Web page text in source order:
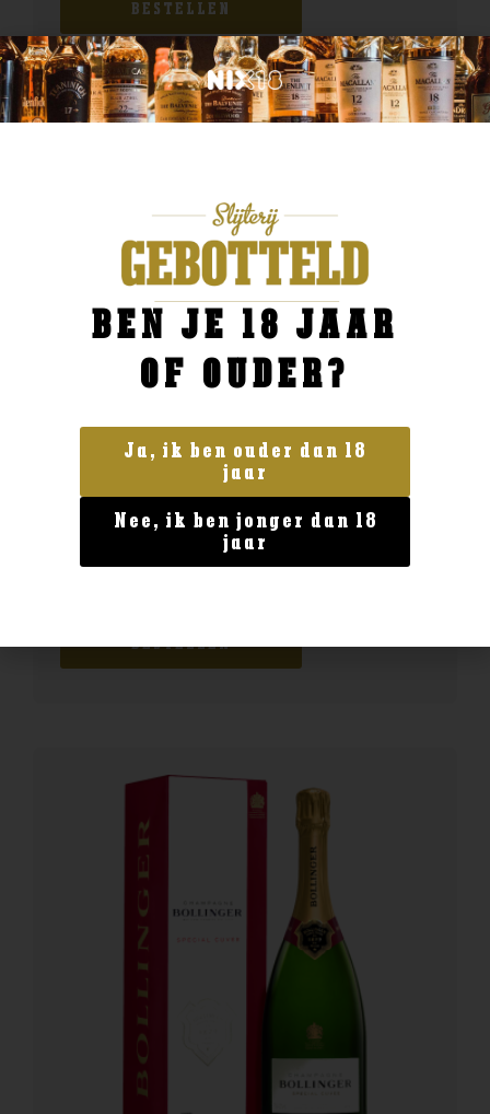
BESTELLEN
Land van Herkomst
Epicuro Salice Salentino
BESTELLEN
BEN JE 18 JAAR
OF OUDER?
Ja, ik ben ouder dan 18
jaar
Nee, ik ben jonger dan 18
jaar